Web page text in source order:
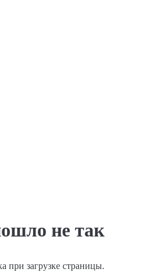
не так
при загрузке страницы.